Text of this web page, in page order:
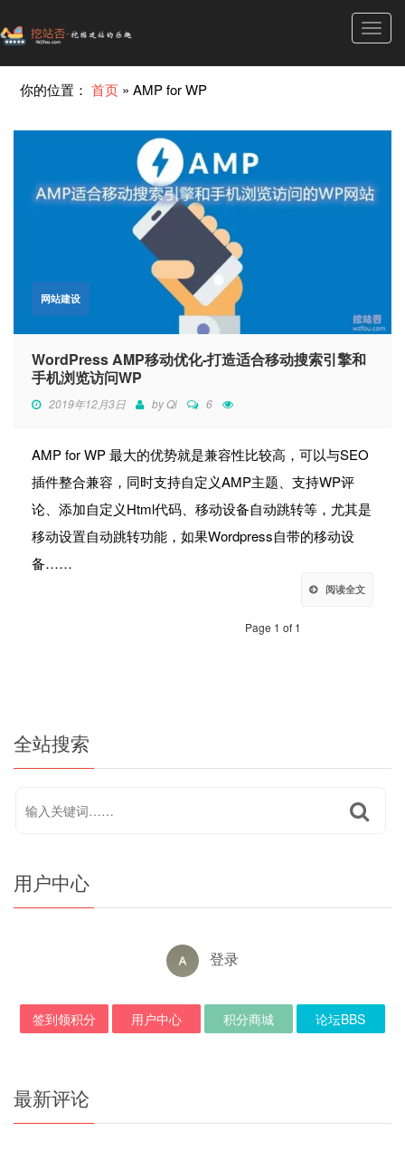
你的位置：首页 »AMP for WP
网站建设
WordPress AMP移动优化-打造适合移动搜索引擎和
手机浏览访问WP
2019年12月3日 byQi 6
AMP for WP 最大的优势就是兼容性比较高，可以与SEO
插件整合兼容，同时支持自定义AMP主题、支持WP评
论、添加自定义Html代码、移动设备自动跳转等，尤其是
移动设置自动跳转功能，如果Wordpress自带的移动设
备……
阅读全文
Page 1 of 1
全站搜索
用户中心
登录
签到领积分 用户中心 积分商城 论坛BBS
最新评论